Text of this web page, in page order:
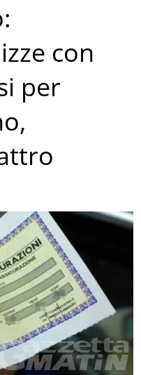
con
per